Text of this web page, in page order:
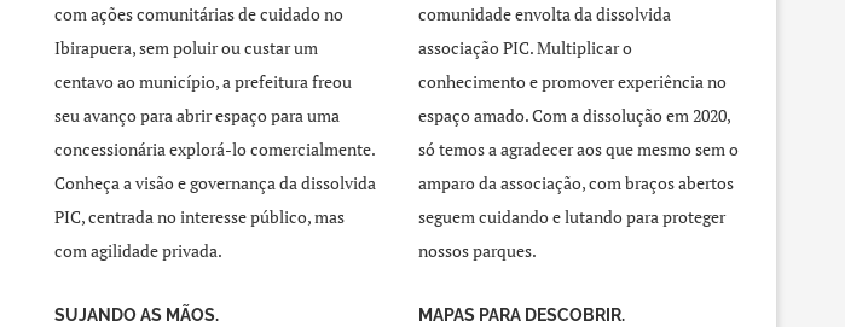
com ações comunitárias de cuidado no
Ibirapuera, sem poluir ou custar um
centavo ao município, a prefeitura freou
seu avanço para abrir espaço para uma
concessionária explorá-lo comercialmente.
Conheça a visão e governança da dissolvida
PIC, centrada no interesse público, mas
com agilidade privada.
SUJANDO AS MÃOS.
comunidade envolta da dissolvida
associação PIC. Multiplicar o
conhecimento e promover experiência no
espaço amado. Com a dissolução em 2020,
só temos a agradecer aos que mesmo sem o
amparo da associação, com braços abertos
seguem cuidando e lutando para proteger
nossos parques.
MAPAS PARA DESCOBRIR.